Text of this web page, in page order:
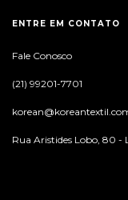
ENTRE EM CONTATO
Fale Conosco
(21) 99201-7701
Rua Aristides Lobo, 80 -